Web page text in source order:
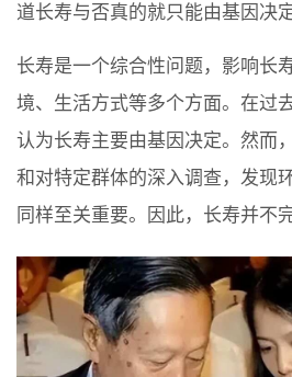
道长寿与否真的就只能由基因决定
长寿是一个综合性问题，影响长
境、生活方式等多个方面。在过
认为长寿主要由基因决定。然而
和对特定群体的深入调查，发现
同样至关重要。因此，长寿并不